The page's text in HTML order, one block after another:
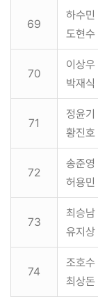
69
하수민
도현수
70
이상우
박재식
71
정윤기
황진호
72
송준영
허용민
73
최승남
유지상
74
조호수
최상돈